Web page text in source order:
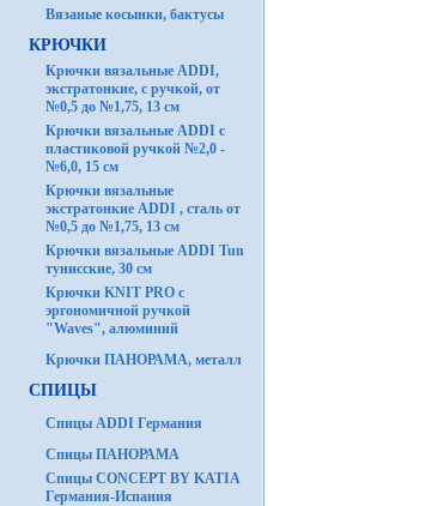
Вязаные косынки, бактусы
КРЮЧКИ
Крючки вязальные ADDI,
экстратонкие, с ручкой, от
№0,5 до №1,75, 13 см
Крючки вязальные ADDI с
пластиковой ручкой №2,0 -
№6,0, 15 см
Крючки вязальные
экстратонкие ADDI , сталь от
№0,5 до №1,75, 13 см
Крючки вязальные ADDI Tun
тунисские, 30 см
Крючки KNIT PRO с
эргономичной ручкой
"Waves", алюминий
Крючки ПАНОРАМА, металл
СПИЦЫ
Спицы ADDI Германия
Спицы ПАНОРАМА
Спицы CONCEPT BY KATIA
Германия-Испания